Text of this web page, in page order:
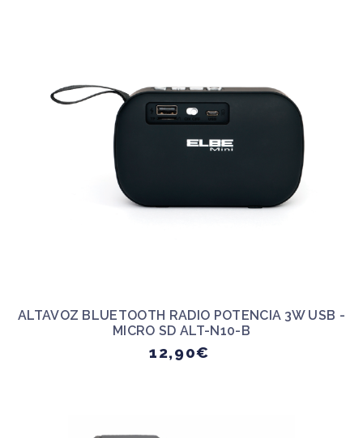
ALTAVOZ BLUETOOTH RADIO POTENCIA 3W USB -
MICRO SD ALT-N10-B
12,90€